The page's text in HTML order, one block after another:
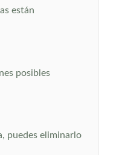
están
posibles
puedes eliminarlo